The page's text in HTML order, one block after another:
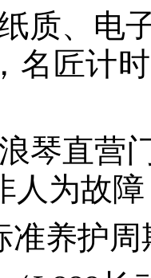
质、电
名匠计
琴直营
人为故
准养护